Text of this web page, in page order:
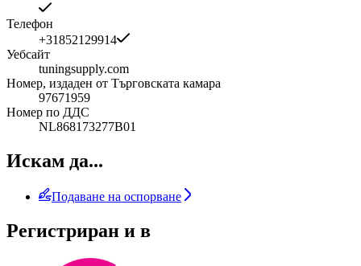
Телефон
+31852129914
Уебсайт
tuningsupply.com
Номер, издаден от Търговската камара
97671959
Номер по ДДС
NL868173277B01
Искам да...
Подаване на оспорване
Регистриран и в